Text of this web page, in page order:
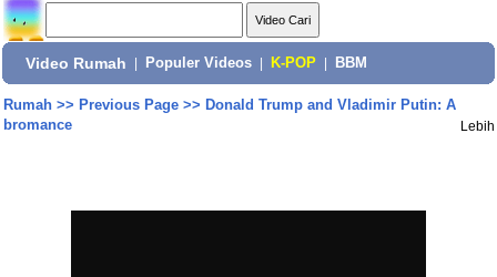
Video Rumah Populer Videos K-POP BBM
Rumah>> Previous Page>> Donald Trump and Vladimir Putin: A
bromance
Lebih